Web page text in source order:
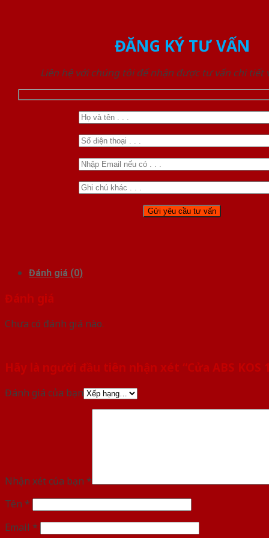
ĐĂNG KÝ TƯ VẤN
Liên hệ với chúng tôi để nhận được tư vấn chi tiết
Đánh giá (0)
Đánh giá
Chưa có đánh giá nào.
Hãy là người đầu tiên nhận xét “Cửa ABS KOS
Đánh giá của bạn
Nhận xét của bạn *
Tên *
Email *